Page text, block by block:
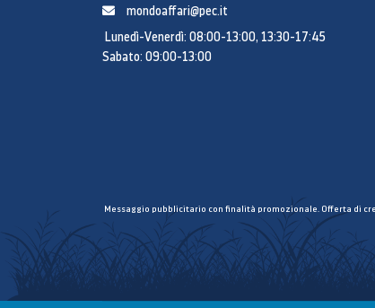
mondoaffari@pec.it
Lunedì-Venerdì: 08:00-13:00, 13:30-17:45
Sabato: 09:00-13:00
Messaggio pubblicitario con finalità promozionale. Offerta di